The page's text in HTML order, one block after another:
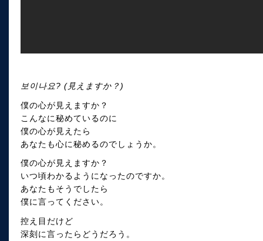
보이나요? (見えますか？)
僕の心が見えますか？
こんなに秘めているのに
僕の心が見えたら
あなたも心に秘めるのでしょうか。
僕の心が見えますか？
いつ頃わかるようになったのですか。
あなたもそうでしたら
僕に言ってください。
控え目だけど
深刻に言ったらどうだろう。